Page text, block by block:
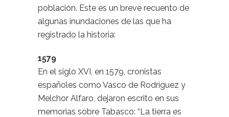
población. Este es un breve recuento de
algunas inundaciones de las que ha
registrado la historia:
1579
En el siglo XVI, en 1579, cronistas
españoles como Vasco de Rodríguez y
Melchor Alfaro, dejaron escrito en sus
memorias sobre Tabasco: “La tierra es